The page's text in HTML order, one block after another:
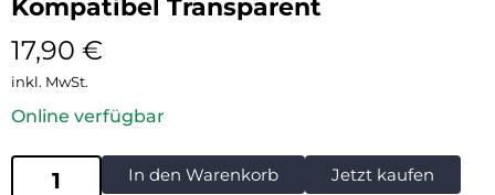
Kompatibel Transparent
17,90 €
inkl. MwSt.
Online verfügbar
In den Warenkorb Jetzt kaufen